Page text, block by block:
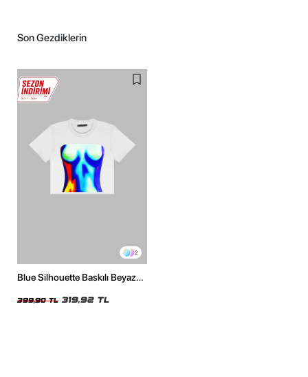
Son Gezdiklerin
2
Blue Silhouette Baskılı Beyaz
399,90 TL 319,92 TL